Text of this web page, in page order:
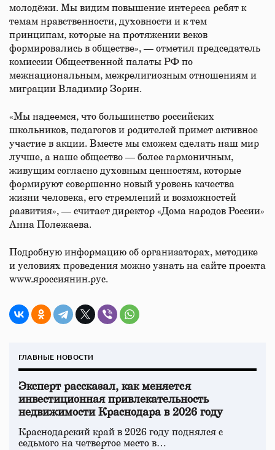
молодёжи. Мы видим повышение интереса ребят к
темам нравственности, духовности и к тем
принципам, которые на протяжении веков
формировались в обществе», — отметил председатель
комиссии Общественной палаты РФ по
межнациональным, межрелигиозным отношениям и
миграции Владимир Зорин.
«Мы надеемся, что большинство российских
школьников, педагогов и родителей примет активное
участие в акции. Вместе мы сможем сделать наш мир
лучше, а наше общество — более гармоничным,
живущим согласно духовным ценностям, которые
формируют совершенно новый уровень качества
жизни человека, его стремлений и возможностей
развития», — считает директор «Дома народов России»
Анна Полежаева.
Подробную информацию об организаторах, методике
и условиях проведения можно узнать на сайте проекта
www.яроссиянин.рус.
ГЛАВНЫЕ НОВОСТИ
Эксперт рассказал, как меняется
инвестиционная привлекательность
недвижимости Краснодара в 2026 году
Краснодарский край в 2026 году поднялся с
седьмого на четвертое место в…